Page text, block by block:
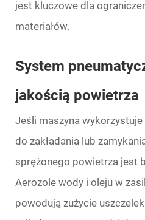
jest kluczowe dla
materiałów.
System
jakością powietrza
Jeśli maszyna
do zakładania lub
sprężonego powietrza jest
Aerozole wody i oleju w
powodują zużycie